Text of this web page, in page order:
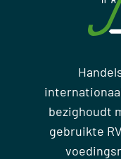
bezighoudt
gebruikte